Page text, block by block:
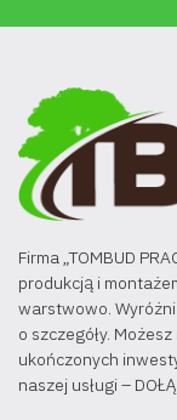
Firma „TOMBUD
produkcją i
warstwowo.
o szczegóły.
ukończonych
naszej usługi –